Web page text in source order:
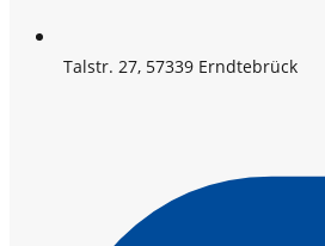
Talstr. 27, 57339 Erndtebrück